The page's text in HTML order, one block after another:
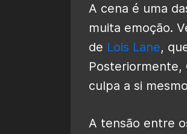
A cena é uma
muita emoção.
de Lois Lane,
Posteriormente,
culpa a si
A tensão entre